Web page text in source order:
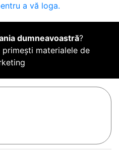
a vă loga.
dumneavoastră?
primești materialele de